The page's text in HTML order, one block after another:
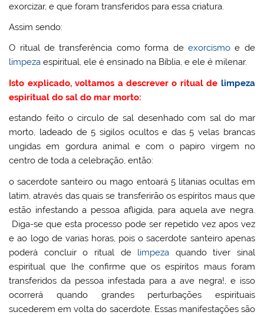
exorcizar, e que foram transferidos para essa criatura.
Assim sendo:
O ritual de transferência como forma deexorcismo e de
limpeza espiritual, ele é ensinado na Bíblia, e ele é milenar.
Isto explicado, voltamos a descrever o ritual de limpeza
espiritual do sal do mar morto:
estando feito o circulo de sal desenhado com sal do mar
morto, ladeado de 5 sigilos ocultos e das 5 velas brancas
ungidas em gordura animal e com o papiro virgem no
centro de toda a celebração, então:
o sacerdote santeiro ou mago entoará 5 litanias ocultas em
latim, através das quais se transferirão os espíritos maus que
estão infestando a pessoa afligida, para aquela ave negra.
Diga-se que esta processo pode ser repetido vez apos vez
e ao logo de varias horas, pois o sacerdote santeiro apenas
poderá concluir o ritual de limpeza quando tiver sinal
espiritual que lhe confirme que os espíritos maus foram
transferidos da pessoa infestada para a ave negra!, e isso
ocorrerá quando grandes perturbações espirituais
sucederem em volta do sacerdote. Essas manifestações são